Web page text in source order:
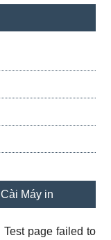
Máy in
page failed to